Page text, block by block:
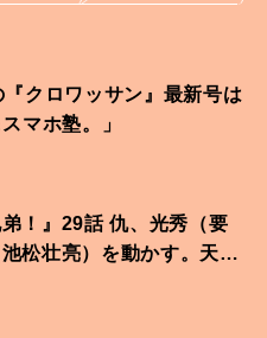
クロワッサン』最新号は
マホ塾。」
！』29話 仇、光秀（要
松壮亮）を動かす。天下